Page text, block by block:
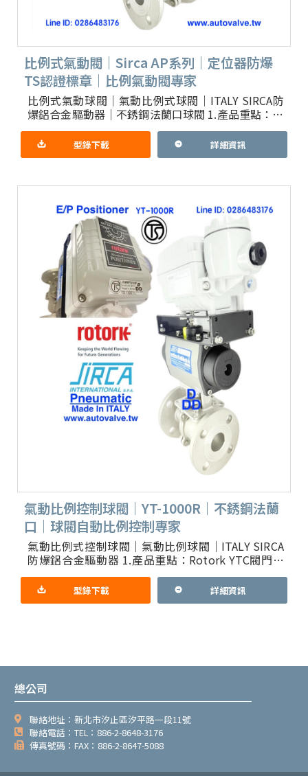
比例式氣動閥｜Sirca AP系列｜定位器防爆
TS認證標章｜比例氣動閥專家
比例式氣動球閥｜氣動比例式球閥｜ITALY SIRCA防
爆鋁合金驅動器｜不銹鋼法蘭口球閥 1.產品重點：閥
門定位器YT-1000R有台灣防爆TS認證標章, 美國
型錄下載 詳細資訊
氣動比例控制球閥｜YT-1000R｜不銹鋼法蘭
口｜球閥自動比例控制專家
氣動比例式控制球閥｜氣動比例球閥｜ITALY SIRCA
防爆鋁合金驅動器 1.產品重點：Rotork YTC閥門定
位器YT-1000R有台灣防爆TS證書｜獨家Y
型錄下載 詳細資訊
總公司
聯絡地址：新北市汐止區汐平路一段11號
聯絡電話：TEL：886-2-8648-3176
傳真號碼：FAX：886-2-8647-5088